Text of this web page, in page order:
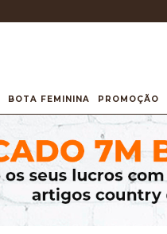
BOTA FEMININA PROMOÇÃO